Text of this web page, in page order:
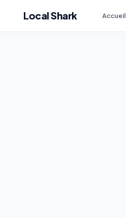
Local Shark Accueil